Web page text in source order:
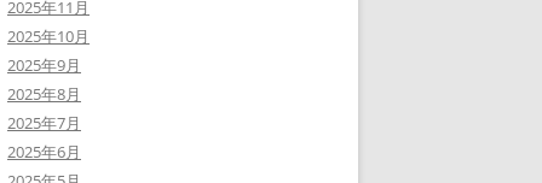
2025年11月
2025年10月
2025年9月
2025年8月
2025年7月
2025年6月